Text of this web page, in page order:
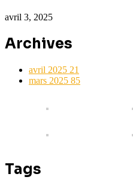
avril 3, 2025
Archives
avril 2025 21
mars 2025 85
Tags